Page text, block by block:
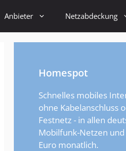
Anbieter Netzabdeckung
Homespot
Schnelles mobiles
ohne Kabelanschluss
Festnetz - in allen
Mobilfunk-Netzen und
Euro monatlich.